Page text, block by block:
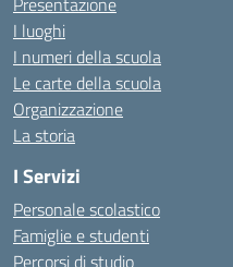
I luoghi
I numeri della scuola
Le carte della scuola
Organizzazione
La storia
I Servizi
Personale scolastico
Famiglie e studenti
Percorsi di studio